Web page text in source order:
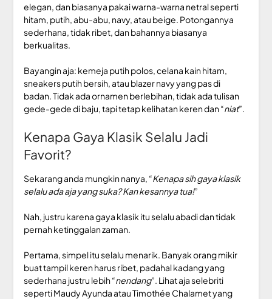
elegan, dan biasanya pakai warna-warna netral seperti
hitam, putih, abu-abu, navy, atau beige. Potongannya
sederhana, tidak ribet, dan bahannya biasanya
berkualitas.
Bayangin aja: kemeja putih polos, celana kain hitam,
sneakers putih bersih, atau blazer navy yang pas di
badan. Tidak ada ornamen berlebihan, tidak ada tulisan
gede-gede di baju, tapi tetap kelihatan keren dan “niat”.
Kenapa Gaya Klasik Selalu Jadi
Favorit?
Sekarang anda mungkin nanya, “Kenapa sih gaya klasik
selalu ada aja yang suka? Kan kesannya tua!”
Nah, justru karena gaya klasik itu selalu abadi dan tidak
pernah ketinggalan zaman.
Pertama, simpel itu selalu menarik. Banyak orang mikir
buat tampil keren harus ribet, padahal kadang yang
sederhana justru lebih “nendang”. Lihat aja selebriti
seperti Maudy Ayunda atau Timothée Chalamet yang